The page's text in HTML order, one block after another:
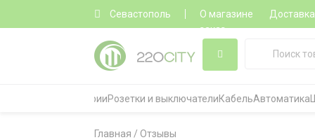
Севастополь О магазине
Доставка
заказ
Все категорииРозетки и выключателиКабельАвтоматика
Главная / Отзывы